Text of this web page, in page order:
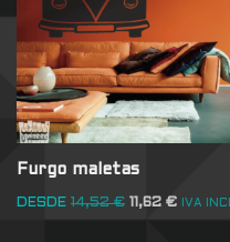
Furgo maletas
DESDE 14,52€ 11,62 € IVA INCL